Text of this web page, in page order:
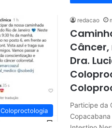
Coloproctologia
redacao
Dra.
Participe da